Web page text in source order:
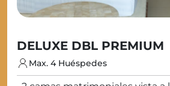
DELUXE DBL PREMIUM
Max. 4 Huéspedes